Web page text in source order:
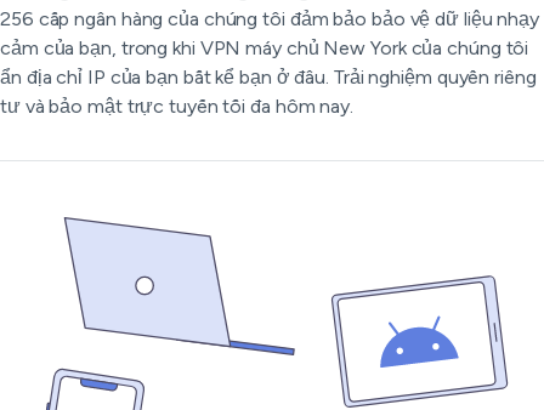
256 cấp ngân hàng của chúng tôi đảm bảo bảo vệ dữ liệu nhạy
cảm của bạn, trong khi VPN máy chủ New York của chúng tôi
ẩn địa chỉ IP của bạn bất kể bạn ở đâu. Trải nghiệm quyền riêng
tư và bảo mật trực tuyến tối đa hôm nay.